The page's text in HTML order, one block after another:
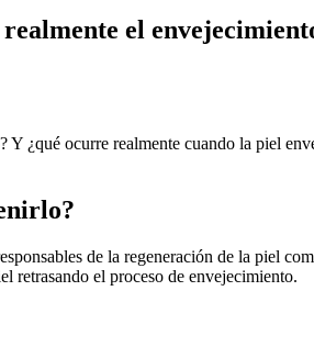
el
¿qué ocurre realmente cuando la piel
de la regeneración de la piel
retrasando el proceso de envejecimiento.